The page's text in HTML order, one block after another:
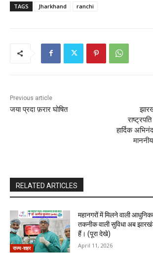
TAGS Jharkhand ranchi
Previous article
जया प्रदा फ़रार घोषित
हार्दिक
RELATED ARTICLES
राज्य-शहर
महानगरों में मिलने वाली
तकनीक वाली सुविधा अब
हैं। (पूरा देखे)
April 11, 2026